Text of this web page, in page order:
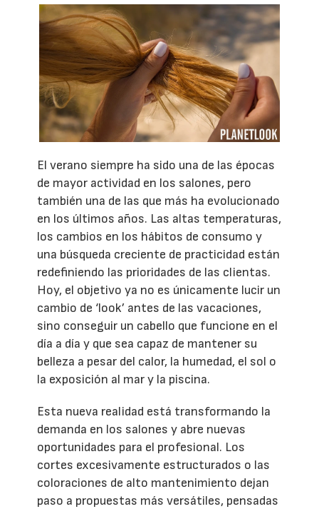
El verano siempre ha sido una de las épocas
de mayor actividad en los salones, pero
también una de las que más ha evolucionado
en los últimos años. Las altas temperaturas,
los cambios en los hábitos de consumo y
una búsqueda creciente de practicidad están
redefiniendo las prioridades de las clientas.
Hoy, el objetivo ya no es únicamente lucir un
cambio de ‘look’ antes de las vacaciones,
sino conseguir un cabello que funcione en el
día a día y que sea capaz de mantener su
belleza a pesar del calor, la humedad, el sol o
la exposición al mar y la piscina.
Esta nueva realidad está transformando la
demanda en los salones y abre nuevas
oportunidades para el profesional. Los
cortes excesivamente estructurados o las
coloraciones de alto mantenimiento dejan
paso a propuestas más versátiles, pensadas